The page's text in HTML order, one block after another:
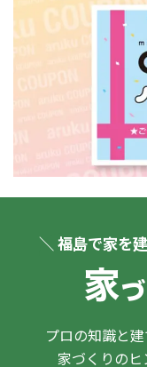
＼ 福島で家を
プロの知識と
家づくりのヒ